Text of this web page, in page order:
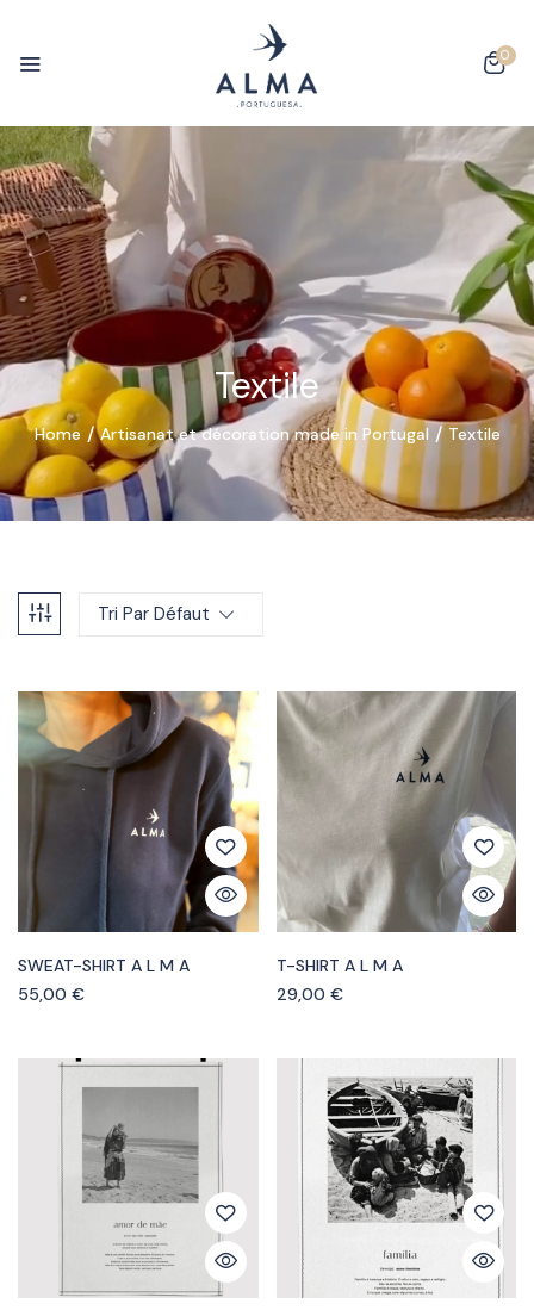
0
Textile
Home Artisanat et décoration made in Portugal Textile
Tri Par Défaut
SWEAT-SHIRT A L M A
55,00 €
T-SHIRT A L M A
29,00 €